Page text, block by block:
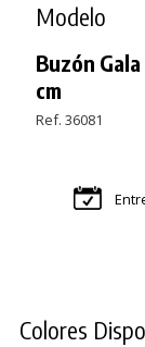
Modelo
Buzón
cm
Ref. 36081
Colores